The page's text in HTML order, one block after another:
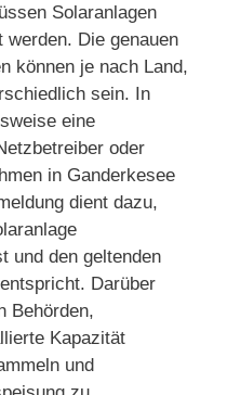
Solaranlagen
werden. Die genauen
können je nach Land,
sein. In
eine
oder
in Ganderkesee
dient dazu,
und den geltenden
Darüber
Behörden,
Kapazität
und